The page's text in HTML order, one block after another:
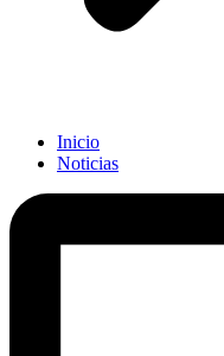
Inicio
Noticias